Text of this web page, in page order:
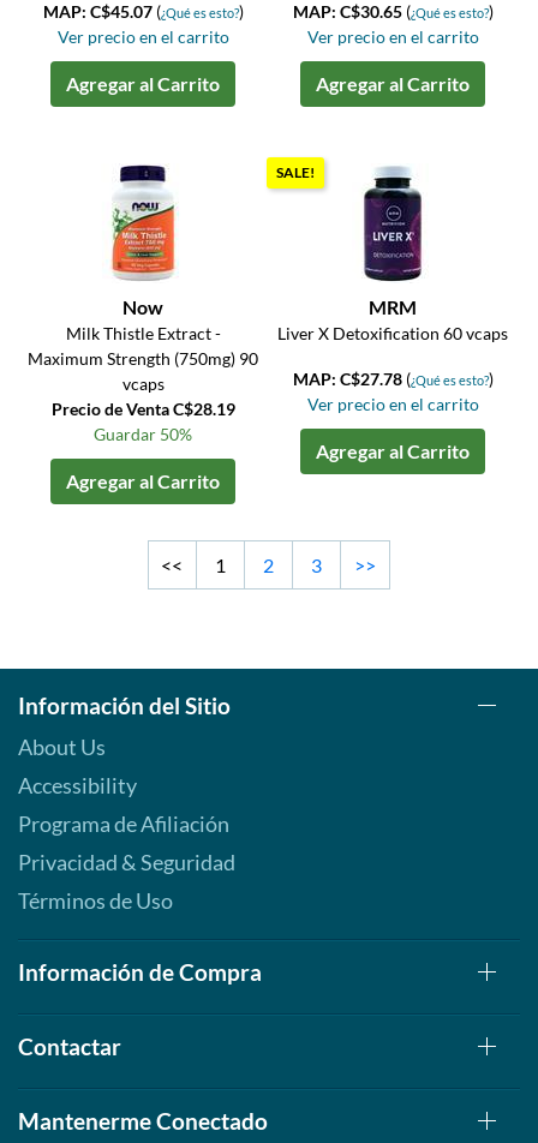
MAP: C$45.07 (¿Qué es esto?)
Ver precio en el carrito
Agregar al Carrito
MAP: C$30.65 (¿Qué es esto?)
Ver precio en el carrito
Agregar al Carrito
Now
Milk Thistle Extract -
Maximum Strength (750mg) 90
vcaps
Precio de Venta C$28.19
Guardar 50%
Agregar al Carrito
SALE!
MRM
Liver X Detoxification 60 vcaps
MAP: C$27.78 (¿Qué es esto?)
Ver precio en el carrito
Agregar al Carrito
<< 1 2 3 >>
Información del Sitio
About Us
Accessibility
Programa de Afiliación
Privacidad & Seguridad
Términos de Uso
Información de Compra
Contactar
Mantenerme Conectado